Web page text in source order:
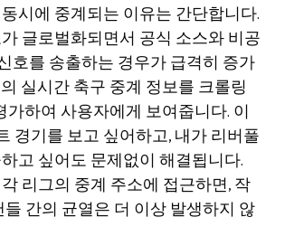
시에 중계되는 이유는 간단합니다.
글로벌화되면서 공식 소스와 비공
호를 송출하는 경우가 급격히 증가
실시간 축구 중계 정보를 크롤링
하여 사용자에게 보여줍니다. 이
경기를 보고 싶어하고, 내가 리버풀
고 싶어도 문제없이 해결됩니다.
리그의 중계 주소에 접근하면, 작
간의 균열은 더 이상 발생하지 않